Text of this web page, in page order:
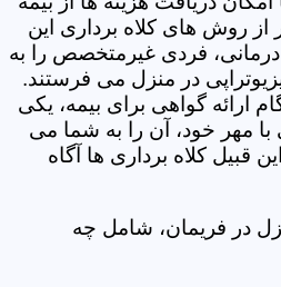
از روش های کلاه برداری این
فردی غیرمتخصص را به
در منزل می فرستند.
ارائه گواهی برای بیمه، یکی
با مهر خود، آن را به شما می
قبیل کلاه برداری ها آگاه
در فریمان، شامل چه